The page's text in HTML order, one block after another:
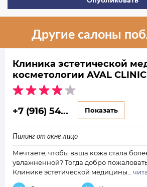
Другие салоны
Клиника эстетической
косметологии AVAL CLINIC
+7 (916) 54... Показать
Пилинг от акне лицо
Мечтаете, чтобы ваша кожа стала
увлажненной? Тогда добро
Клинике эстетической медицины…